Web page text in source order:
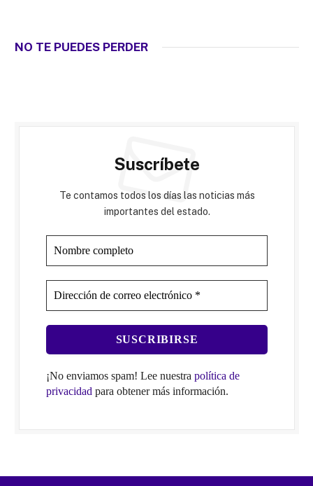
NO TE PUEDES PERDER
Suscríbete
Te contamos todos los días las noticias más
importantes del estado.
¡No enviamos spam! Lee nuestra política de
privacidad para obtener más información.